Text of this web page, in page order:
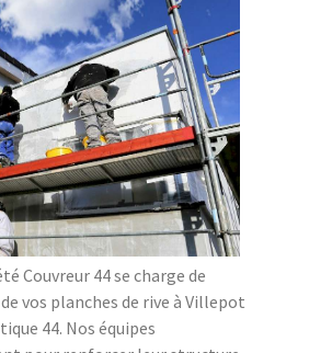
Couvreur 44 se charge de
vos planches de rive à Villepot
44. Nos équipes